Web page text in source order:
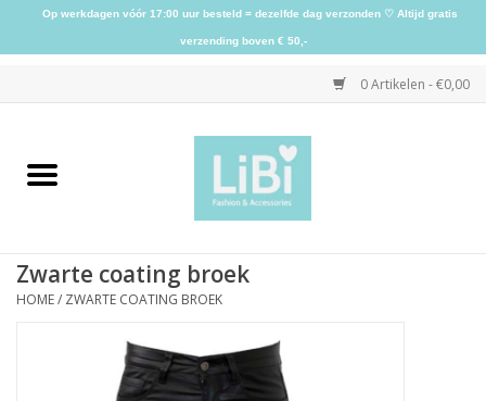
0 Artikelen - €0,00
Home
Kleding
Zwarte coating broek
HOME/ ZWARTE COATING BROEK
Op werkdagen vóór 17:00 uur besteld = dezelfde dag verzonden ♡ Altijd gratis
verzending boven € 50,-